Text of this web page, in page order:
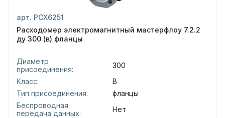
арт. РСХ6251
Расходомер электромагнитный мастерфлоу 7.2.2
ду 300 (в) фланцы
Диаметр
присоединения:
300
Класс:
В
Тип присоединения:
фланцы
Беспроводная
передача данных:
Нет